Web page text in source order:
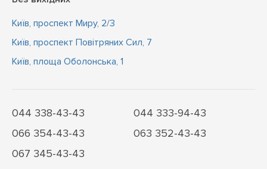
Київ, проспект Миру, 2/3
Київ, проспект Повітряних Сил, 7
Київ, площа Оболонська, 1
044 338-43-43
044 333-94-43
066 354-43-43
063 352-43-43
067 345-43-43